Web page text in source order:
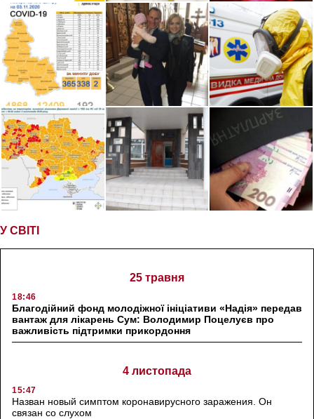
У СВІТІ
25 травня
18:46
Благодійний фонд молодіжної ініціативи «Надія» передав
вантаж для лікарень Сум: Володимир Поцелуєв про
важливість підтримки прикордоння
4 листопада
15:47
Назван новый симптом коронавирусного заражения. Он
связан со слухом